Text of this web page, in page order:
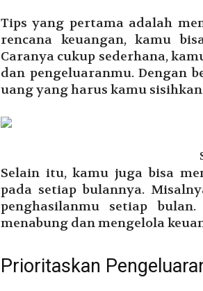
Tips yang pertama adalah
rencana keuangan, kamu
Caranya cukup sederhana,
dan pengeluaranmu. Dengan
uang yang harus kamu
Selain itu, kamu juga bisa
pada setiap bulannya.
penghasilanmu setiap
menabung dan mengelola
Prioritaskan